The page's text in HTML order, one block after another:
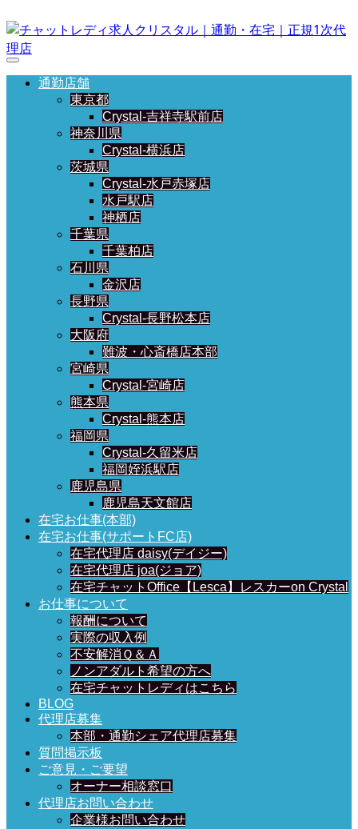
通勤店舗
東京都
Crystal-吉祥寺駅前店
神奈川県
Crystal-横浜店
茨城県
Crystal-水戸赤塚店
水戸駅店
神栖店
千葉県
千葉柏店
石川県
金沢店
長野県
Crystal-長野松本店
大阪府
難波・心斎橋店本部
宮崎県
Crystal-宮崎店
熊本県
Crystal-熊本店
福岡県
Crystal-久留米店
福岡姪浜駅店
鹿児島県
鹿児島天文館店
在宅お仕事(本部)
在宅お仕事(サポートFC店)
在宅代理店 daisy(デイジー)
在宅代理店 joa(ジョア)
在宅チャットOffice【Lesca】レスカーon Crystal
お仕事について
報酬について
実際の収入例
不安解消Ｑ＆Ａ
ノンアダルト希望の方へ
在宅チャットレディはこちら
BLOG
代理店募集
本部・通勤シェア代理店募集
質問掲示板
ご意見・ご要望
オーナー相談窓口
代理店お問い合わせ
企業様お問い合わせ